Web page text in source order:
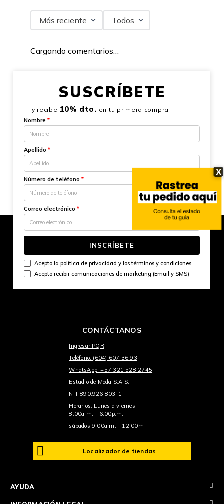
X
Más reciente Todos
Cargando comentarios…
SUSCRÍBETE
y recibe 10% dto. en tu primera compra
Nombre *
Apellido *
Número de teléfono *
Correo electrónico *
INSCRÍBETE
Acepto la política de privacidad y lostérminos y condiciones
Acepto recibir comunicaciones de marketing (Email y SMS)
CONTÁCTANOS
Ingresar PQR
Teléfono: (604) 607 36 93
WhatsApp: +57 321 528 2745
Estudio de Moda S.A.S.
NIT 890.926.803-1
Horarios: Lunes a viernes
8:00a.m. - 6:00p.m.
sábados 9:00a.m. - 12:00m
Localizador de tiendas
AYUDA +